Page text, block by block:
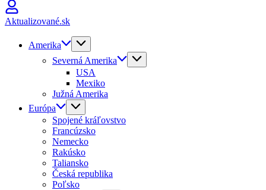
Aktualizované.sk
Amerika
Severná Amerika
USA
Mexiko
Južná Amerika
Európa
Spojené kráľovstvo
Francúzsko
Nemecko
Rakúsko
Taliansko
Česká republika
Poľsko